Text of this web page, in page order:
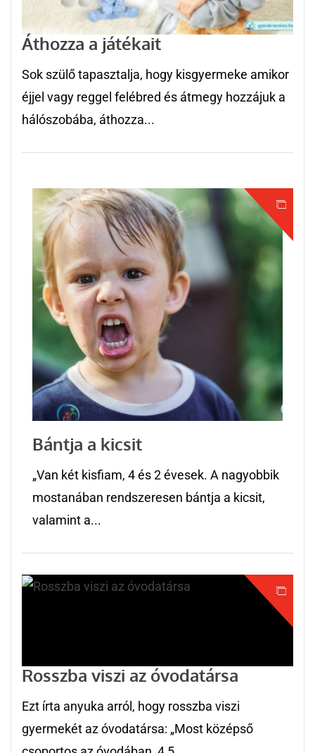
Áthozza a játékait
Sok szülő tapasztalja, hogy kisgyermeke amikor
éjjel vagy reggel felébred és átmegy hozzájuk a
hálószobába, áthozza...
Bántja a kicsit
„Van két kisfiam, 4 és 2 évesek. A nagyobbik
mostanában rendszeresen bántja a kicsit,
valamint a...
Rosszba viszi az óvodatársa
Ezt írta anyuka arról, hogy rosszba viszi
gyermekét az óvodatársa: „Most középső